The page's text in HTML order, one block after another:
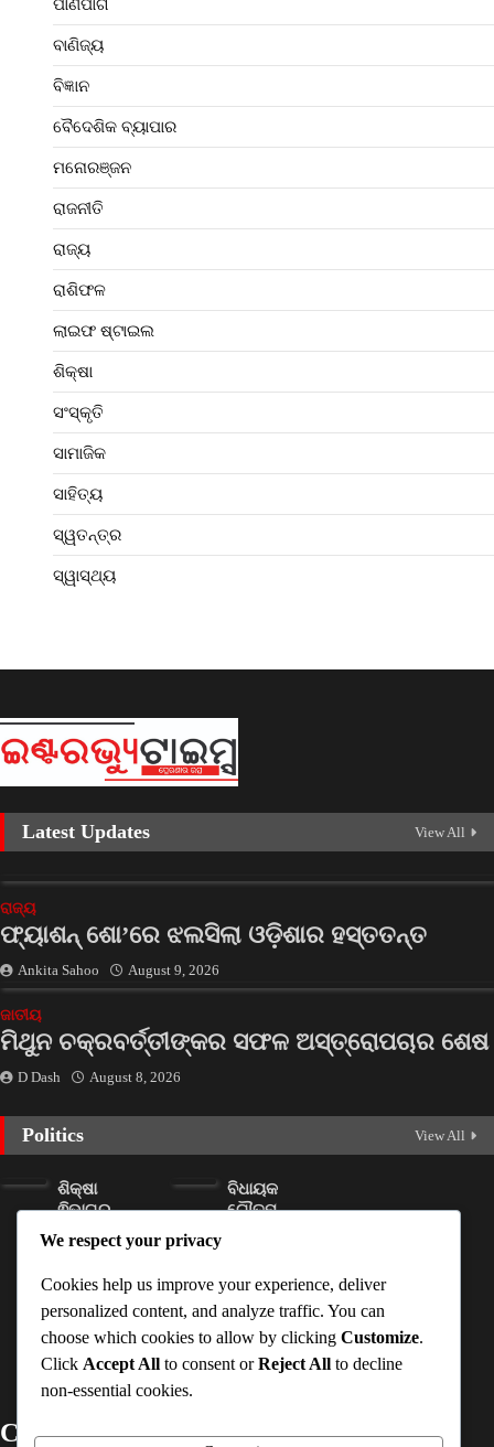
ପାଣିପାଗ
ବାଣିଜ୍ୟ
ବିଜ୍ଞାନ
ବୈଦେଶିକ ବ୍ୟାପାର
ମନୋରଞ୍ଜନ
ରାଜନୀତି
ରାଜ୍ୟ
ରାଶିଫଳ
ଲାଇଫ ଷ୍ଟାଇଲ
ଶିକ୍ଷା
ସଂସ୍କୃତି
ସାମାଜିକ
ସାହିତ୍ୟ
ସ୍ୱତନ୍ତ୍ର
ସ୍ୱାସ୍ଥ୍ୟ
Latest Updates View All
ରାଜ୍ୟ
ଫ୍ୟାଶନ୍‌ ଶୋ’ରେ ଝଲସିଲା ଓଡ଼ିଶାର ହସ୍ତତନ୍ତ
Ankita Sahoo August 9, 2026
ଜାତୀୟ
ମିଥୁନ ଚକ୍ରବର୍ତ୍ତୀଙ୍କର ସଫଳ ଅସ୍ତ୍ରୋପଚାର ଶେଷ
D Dash August 8, 2026
Politics View All
ଶିକ୍ଷା
ଵିଭାଗର
ନଜରରେ
ଜଣେ ଶିକ୍ଷକ
ସ୍କୁଲ
ବିଧାୟକ
ଗୌତମ
ସରପଞ୍ଚ
Contact Details
We respect your privacy
Cookies help us improve your experience, deliver
personalized content, and analyze traffic. You can
choose which cookies to allow by clicking Customize.
Click Accept All to consent orReject All to decline
non-essential cookies.